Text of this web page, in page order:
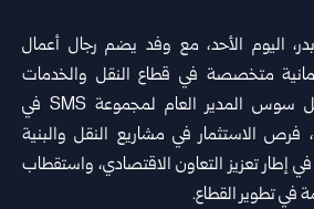
اليوم الأحد، مع وفد يضم رجال أعمال
متخصصة في قطاع النقل والخدمات
اللوجستية، برئاسة مايكل سوس المدير العام لمجموعة SMS في
فرص الاستثمار في مشاريع النقل والبنية
إطار تعزيز التعاون الاقتصادي، واستقطاب
في تطوير القطاع.